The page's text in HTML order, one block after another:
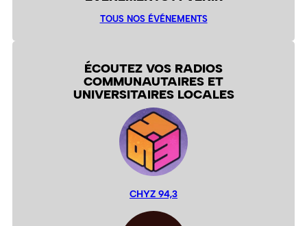
TOUS NOS ÉVÉNEMENTS
ÉCOUTEZ VOS RADIOS
COMMUNAUTAIRES ET
UNIVERSITAIRES LOCALES
CHYZ 94,3